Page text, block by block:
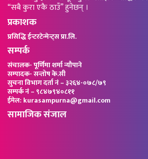
“सबै कुरा एकै ठाउँ” हुनेछन् ।
प्रकाशक
प्रसिद्धि ईन्टरटेन्मेन्ट्स प्रा.लि.
सम्पर्क
संचालक- पूर्णिमा शर्मा न्यौपाने
सम्पादक- सन्तोष के.सी
सुचना विभाग दर्ता नं – ३२६४-०७८/७९
सम्पर्क नं – ९८४७९४०८११
ईमेल: kurasampurna@gmail.com
सामाजिक संजाल